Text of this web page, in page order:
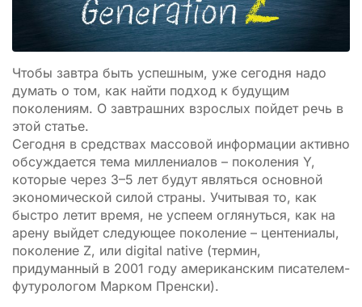
Чтобы завтра быть успешным, уже сегодня надо
думать о том, как найти подход к будущим
поколениям. О завтрашних взрослых пойдет речь в
этой статье.
Сегодня в средствах массовой информации активно
обсуждается тема миллениалов – поколения Y,
которые через 3–5 лет будут являться основной
экономической силой страны. Учитывая то, как
быстро летит время, не успеем оглянуться, как на
арену выйдет следующее поколение – центениалы,
поколение Z, или digital native (термин,
придуманный в 2001 году американским писателем-
футурологом Марком Пренски).